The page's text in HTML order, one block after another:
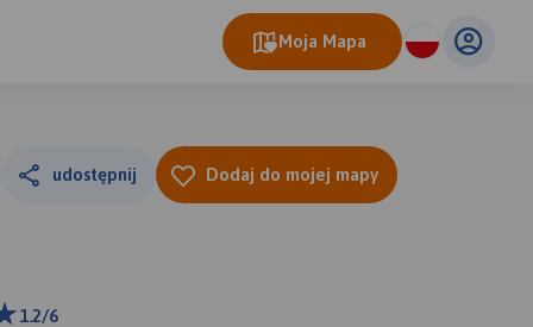
Moja Mapa
udostępnij Dodaj do mojej mapy
1.2/6